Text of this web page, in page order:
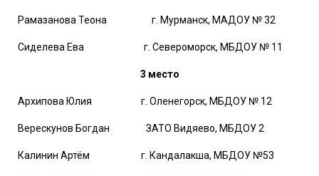
Рамазанова Теона г. Мурманск, МАДОУ № 32
Сиделева Ева г. Североморск, МБДОУ № 11
3 место
Архипова Юлия г. Оленегорск, МБДОУ № 12
Верескунов Богдан ЗАТО Видяево, МБДОУ 2
Калинин Артём г. Кандалакша, МБДОУ №53